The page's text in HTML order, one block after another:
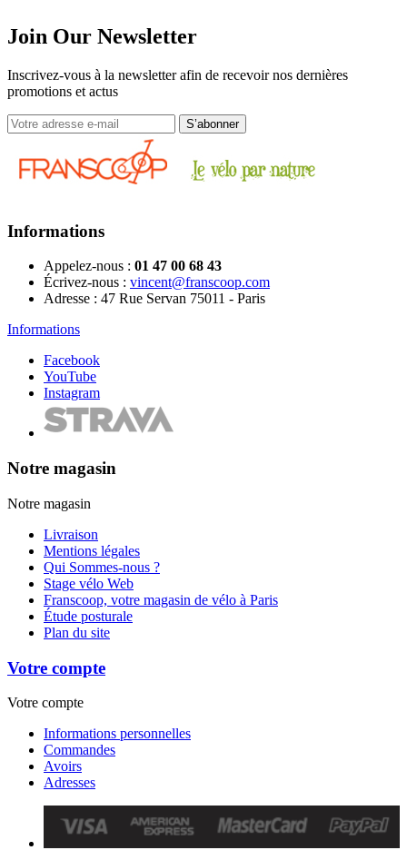
Join Our Newsletter
Inscrivez-vous à la newsletter afin de recevoir nos dernières
promotions et actus
Informations
Appelez-nous : 01 47 00 68 43
Écrivez-nous : vincent@franscoop.com
Adresse : 47 Rue Servan 75011 - Paris
Informations
Facebook
YouTube
Instagram
Notre magasin
Notre magasin
Livraison
Mentions légales
Qui Sommes-nous ?
Stage vélo Web
Franscoop, votre magasin de vélo à Paris
Étude posturale
Plan du site
Votre compte
Votre compte
Informations personnelles
Commandes
Avoirs
Adresses